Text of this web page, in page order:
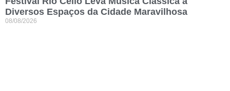
Diversos Espaços da Cidade Maravilhosa
08/08/2026